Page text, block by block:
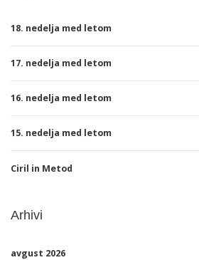
18. nedelja med letom
17. nedelja med letom
16. nedelja med letom
15. nedelja med letom
Ciril in Metod
Arhivi
avgust 2026